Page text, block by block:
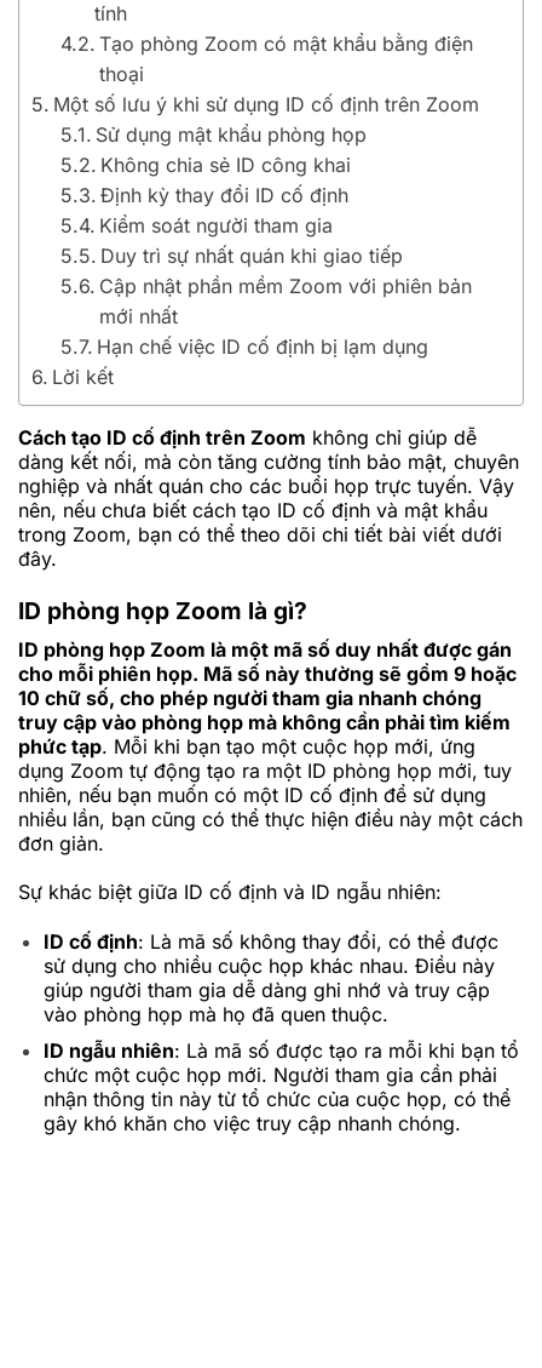
tính
Tạo phòng Zoom có mật khẩu bằng điện
thoại
Một số lưu ý khi sử dụng ID cố định trên Zoom
Sử dụng mật khẩu phòng họp
Không chia sẻ ID công khai
Định kỳ thay đổi ID cố định
Kiểm soát người tham gia
Duy trì sự nhất quán khi giao tiếp
Cập nhật phần mềm Zoom với phiên bản
mới nhất
Hạn chế việc ID cố định bị lạm dụng
Lời kết
Cách tạo ID cố định trên Zoom không chỉ giúp dễ
dàng kết nối, mà còn tăng cường tính bảo mật, chuyên
nghiệp và nhất quán cho các buổi họp trực tuyến. Vậy
nên, nếu chưa biết cách tạo ID cố định và mật khẩu
trong Zoom, bạn có thể theo dõi chi tiết bài viết dưới
đây.
ID phòng họp Zoom là gì?
ID phòng họp Zoom là một mã số duy nhất được gán
cho mỗi phiên họp. Mã số này thường sẽ gồm 9 hoặc
10 chữ số, cho phép người tham gia nhanh chóng
truy cập vào phòng họp mà không cần phải tìm kiếm
phức tạp. Mỗi khi bạn tạo một cuộc họp mới, ứng
dụng Zoom tự động tạo ra một ID phòng họp mới, tuy
nhiên, nếu bạn muốn có một ID cố định để sử dụng
nhiều lần, bạn cũng có thể thực hiện điều này một cách
đơn giản.
Sự khác biệt giữa ID cố định và ID ngẫu nhiên:
ID cố định: Là mã số không thay đổi, có thể được
sử dụng cho nhiều cuộc họp khác nhau. Điều này
giúp người tham gia dễ dàng ghi nhớ và truy cập
vào phòng họp mà họ đã quen thuộc.
ID ngẫu nhiên: Là mã số được tạo ra mỗi khi bạn tổ
chức một cuộc họp mới. Người tham gia cần phải
nhận thông tin này từ tổ chức của cuộc họp, có thể
gây khó khăn cho việc truy cập nhanh chóng.